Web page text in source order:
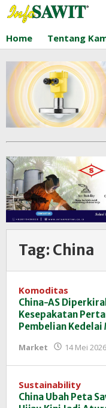
Lewati
ke
konten
Home Tentang
Tag: China
Komoditas
China-AS
Kesepakatan
Pembelian
Market 14 Mei
Sustainability
China Ubah Peta